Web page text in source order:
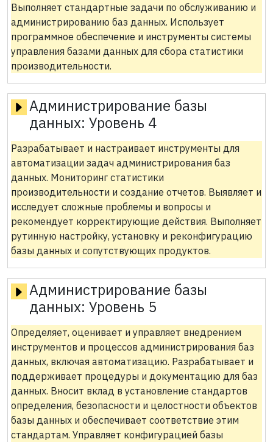
Выполняет стандартные задачи по обслуживанию и
администрированию баз данных. Использует
программное обеспечение и инструменты системы
управления базами данных для сбора статистики
производительности.
Администрирование базы
данных: Уровень 4
Разрабатывает и настраивает инструменты для
автоматизации задач администрирования баз
данных. Мониторинг статистики
производительности и создание отчетов. Выявляет и
исследует сложные проблемы и вопросы и
рекомендует корректирующие действия. Выполняет
рутинную настройку, установку и реконфигурацию
базы данных и сопутствующих продуктов.
Администрирование базы
данных: Уровень 5
Определяет, оценивает и управляет внедрением
инструментов и процессов администрирования баз
данных, включая автоматизацию. Разрабатывает и
поддерживает процедуры и документацию для баз
данных. Вносит вклад в установление стандартов
определения, безопасности и целостности объектов
базы данных и обеспечивает соответствие этим
стандартам. Управляет конфигурацией базы